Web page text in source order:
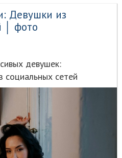
Девушки из
│ фото
девушек:
социальных сетей